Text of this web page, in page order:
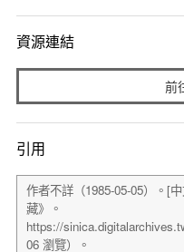
資源連結
前
引用